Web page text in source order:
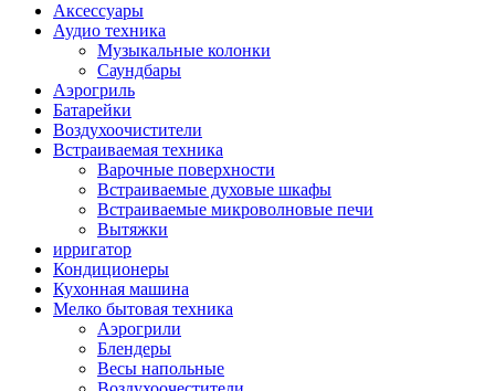
Аксессуары
Аудио техника
Музыкальные колонки
Саундбары
Аэрогриль
Батарейки
Воздухоочистители
Встраиваемая техника
Варочные поверхности
Встраиваемые духовые шкафы
Встраиваемые микроволновые печи
Вытяжки
ирригатор
Кондиционеры
Кухонная машина
Мелко бытовая техника
Аэрогрили
Блендеры
Весы напольные